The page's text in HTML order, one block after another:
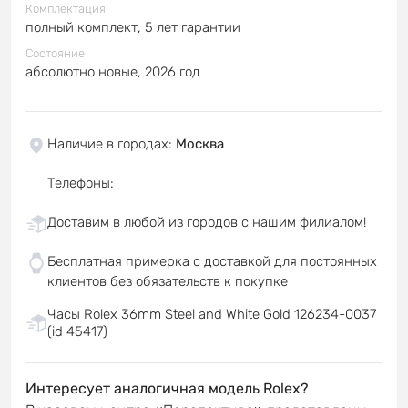
Комплектация
полный комплект, 5 лет гарантии
Состояние
абсолютно новые, 2026 год
Наличие в городах: Москва
Телефоны:
Доставим в любой из городов с нашим филиалом!
Бесплатная примерка с доставкой для постоянных
клиентов без обязательств к покупке
Часы Rolex 36mm Steel and White Gold 126234-0037
(id 45417)
Интересует аналогичная модель Rolex?